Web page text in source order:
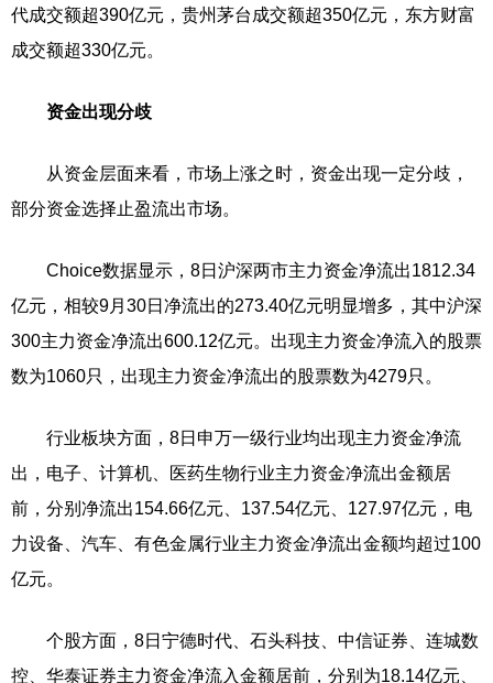
代成交额超390亿元，贵州茅台成交额超350亿元，东方财富
成交额超330亿元。
资金出现分歧
从资金层面来看，市场上涨之时，资金出现一定分歧，
部分资金选择止盈流出市场。
Choice数据显示，8日沪深两市主力资金净流出1812.34
亿元，相较9月30日净流出的273.40亿元明显增多，其中沪深
300主力资金净流出600.12亿元。出现主力资金净流入的股票
数为1060只，出现主力资金净流出的股票数为4279只。
行业板块方面，8日申万一级行业均出现主力资金净流
出，电子、计算机、医药生物行业主力资金净流出金额居
前，分别净流出154.66亿元、137.54亿元、127.97亿元，电
力设备、汽车、有色金属行业主力资金净流出金额均超过100
亿元。
个股方面，8日宁德时代、石头科技、中信证券、连城数
控、华泰证券主力资金净流入金额居前，分别为18.14亿元、